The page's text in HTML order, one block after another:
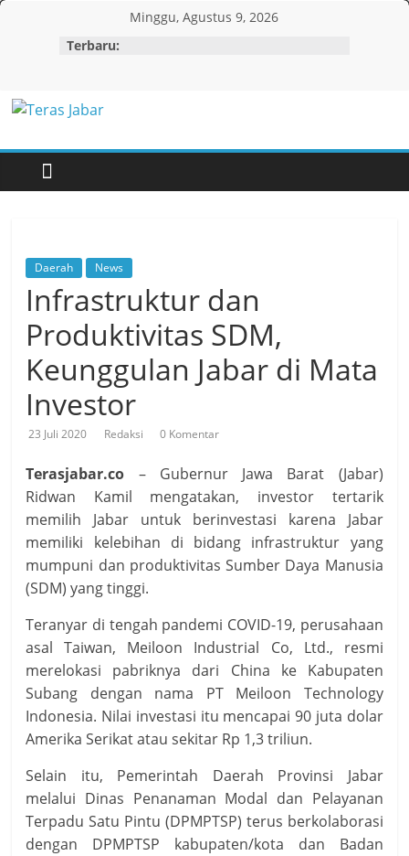
Skip
Minggu, Agustus 9, 2026
Terbaru:
Teras
Jabar
Daerah News
Infrastruktur dan
Produktivitas SDM,
Keunggulan Jabar di Mata
Investor
23 Juli 2020 Redaksi 0 Komentar
Terasjabar.co – Gubernur Jawa Barat (Jabar)
Ridwan Kamil mengatakan, investor tertarik
memilih Jabar untuk berinvestasi karena Jabar
memiliki kelebihan di bidang infrastruktur yang
mumpuni dan produktivitas Sumber Daya Manusia
(SDM) yang tinggi.
Teranyar di tengah pandemi COVID-19, perusahaan
asal Taiwan, Meiloon Industrial Co, Ltd., resmi
merelokasi pabriknya dari China ke Kabupaten
Subang dengan nama PT Meiloon Technology
Indonesia. Nilai investasi itu mencapai 90 juta dolar
Amerika Serikat atau sekitar Rp 1,3 triliun.
Selain itu, Pemerintah Daerah Provinsi Jabar
melalui Dinas Penanaman Modal dan Pelayanan
Terpadu Satu Pintu (DPMPTSP) terus berkolaborasi
dengan DPMPTSP kabupaten/kota dan Badan